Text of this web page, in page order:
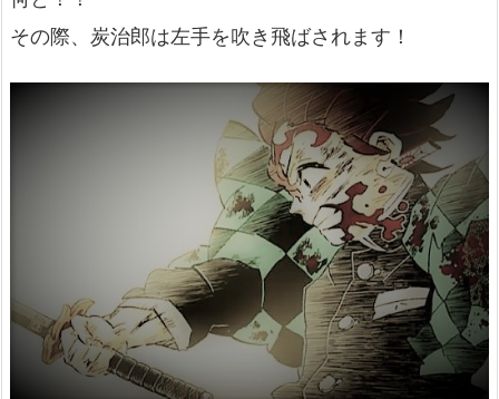
その際、炭治郎は左手を吹き飛ばされます！